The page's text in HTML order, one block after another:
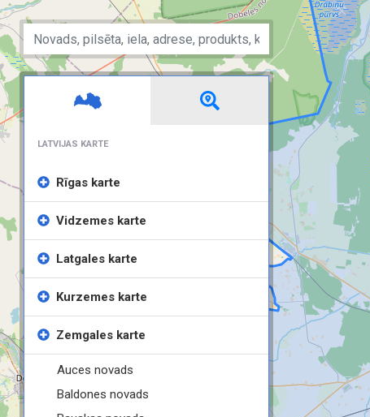
LATVIJAS KARTE
Rīgas karte
Vidzemes karte
Latgales karte
Kurzemes karte
Zemgales karte
Auces novads
Baldones novads